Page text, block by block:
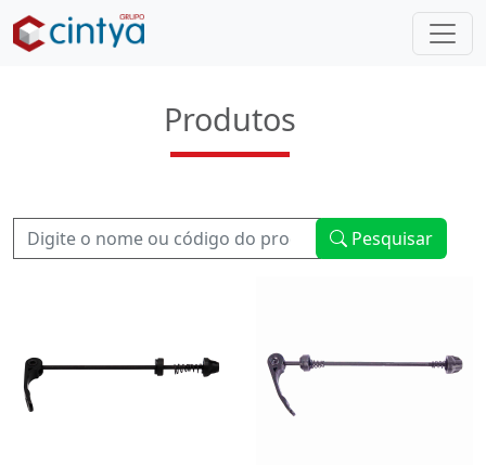
Produtos
Pesquisar